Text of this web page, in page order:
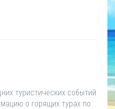
туристических событий
о горящих турах по